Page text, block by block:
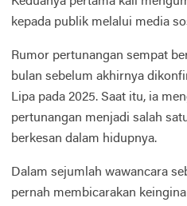
kepada publik melalui media
Rumor pertunangan sempat
bulan sebelum akhirnya
Lipa pada 2025. Saat itu, ia
pertunangan menjadi salah
berkesan dalam hidupnya.
Dalam sejumlah wawancara
pernah membicarakan